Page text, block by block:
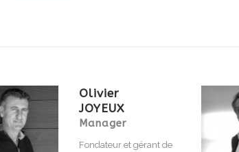
Olivier
JOYEUX
Manager
Fondateur et gérant de